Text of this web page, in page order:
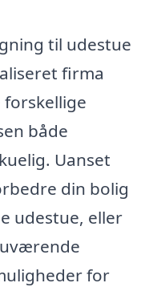
til udestue
firma
både
Uanset
din bolig
udestue, eller
for